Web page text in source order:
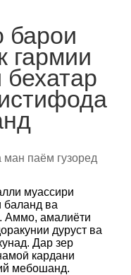
барои
гармии
бехатар
ман паём гузоред
муассири
баланд ва
Аммо, амалиёти
дуруст ва
Дар зер
кардани
мебошанд.